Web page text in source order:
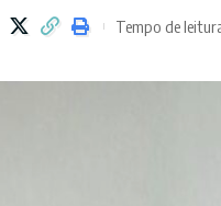
Tempo de